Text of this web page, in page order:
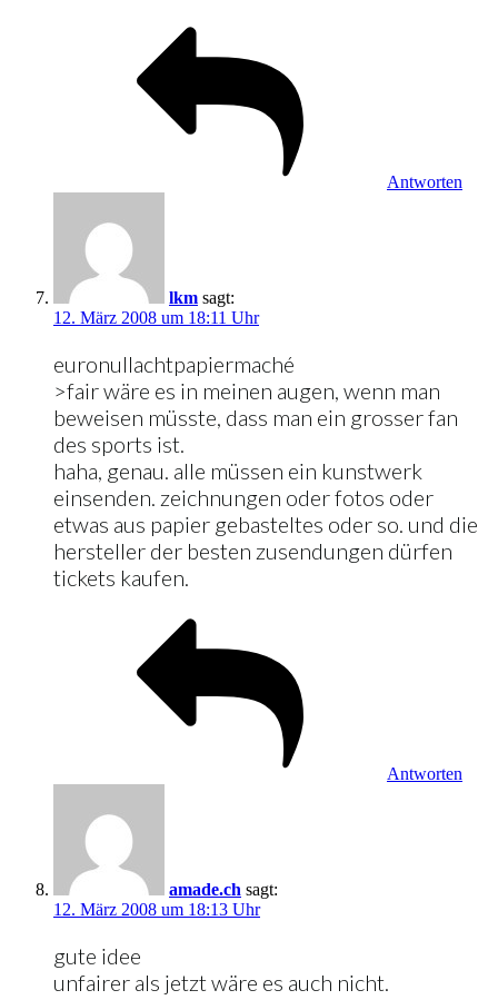
Antworten
lkm sagt:
12. März 2008 um 18:11 Uhr
euronullachtpapiermaché
>fair wäre es in meinen augen, wenn man
beweisen müsste, dass man ein grosser fan
des sports ist.
haha, genau. alle müssen ein kunstwerk
einsenden. zeichnungen oder fotos oder
etwas aus papier gebasteltes oder so. und die
hersteller der besten zusendungen dürfen
tickets kaufen.
Antworten
amade.ch sagt:
12. März 2008 um 18:13 Uhr
gute idee
unfairer als jetzt wäre es auch nicht.